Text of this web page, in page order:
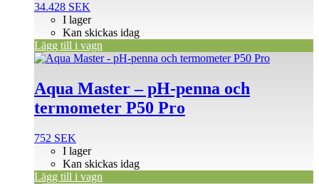
34.428 SEK
I lager
Kan skickas idag
Lägg till i vagn
Aqua Master – pH-penna och
termometer P50 Pro
752 SEK
I lager
Kan skickas idag
Lägg till i vagn